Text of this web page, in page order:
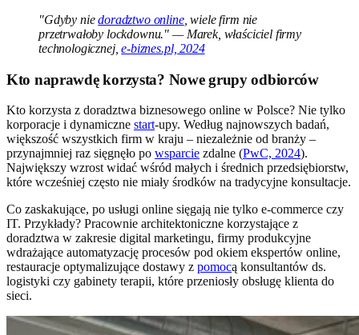
"Gdyby niedoradztwo online, wiele firm nie
przetrwałoby lockdownu." — Marek, właściciel firmy
technologicznej,e-biznes.pl, 2024
Kto naprawdę korzysta? Nowe grupy odbiorców
Kto korzysta z doradztwa biznesowego online w Polsce? Nie tylko
korporacje i dynamiczne start-upy. Według najnowszych badań,
większość wszystkich firm w kraju – niezależnie od branży –
przynajmniej raz sięgnęło po wsparcie zdalne (PwC, 2024).
Największy wzrost widać wśród małych i średnich przedsiębiorstw,
które wcześniej często nie miały środków na tradycyjne konsultacje.
Co zaskakujące, po usługi online sięgają nie tylko e-commerce czy
IT. Przykłady? Pracownie architektoniczne korzystające z
doradztwa w zakresie digital marketingu, firmy produkcyjne
wdrażające automatyzację procesów pod okiem ekspertów online,
restauracje optymalizujące dostawy z pomocą konsultantów ds.
logistyki czy gabinety terapii, które przeniosły obsługę klienta do
sieci.